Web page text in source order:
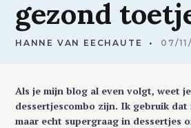
gezond
HANNE VAN EECHAUTE 07/
Als je mijn blog al even volgt, weet
dessertjescombo zijn. Ik gebruik dat
maar echt supergraag in dessertjes